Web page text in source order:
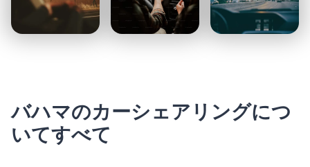
バハマのカーシェアリングにつ
いてすべて